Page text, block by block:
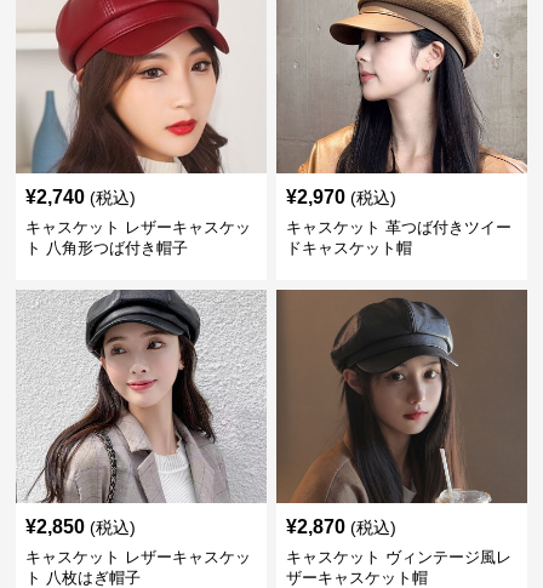
¥2,740 (税込)
キャスケット レザーキャスケッ
ト 八角形つば付き帽子
¥2,970 (税込)
キャスケット 革つば付きツイー
ドキャスケット帽
¥2,850 (税込)
キャスケット レザーキャスケッ
ト 八枚はぎ帽子
¥2,870 (税込)
キャスケット ヴィンテージ風レ
ザーキャスケット帽